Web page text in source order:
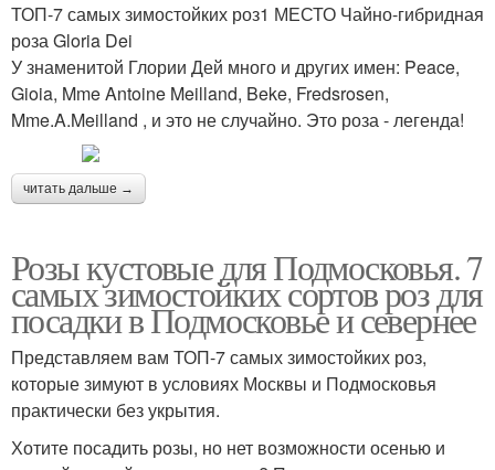
ТОП-7 самых зимостойких роз1 МЕСТО Чайно-гибридная
роза Gloria Dei
У знаменитой Глории Дей много и других имен: Peace,
Gioia, Mme Antoine Meilland, Beke, Fredsrosen,
Mme.A.Meilland , и это не случайно. Это роза - легенда!
читать дальше →
Розы кустовые для Подмосковья. 7
самых зимостойких сортов роз для
посадки в Подмосковье и севернее
Представляем вам ТОП-7 самых зимостойких роз,
которые зимуют в условиях Москвы и Подмосковья
практически без укрытия.
Хотите посадить розы, но нет возможности осенью и